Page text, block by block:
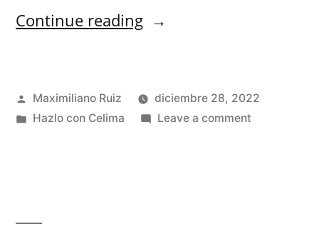
Continue reading
Maximiliano Ruiz
diciembre 28, 2022
Hazlo con Celima
Leave a comment